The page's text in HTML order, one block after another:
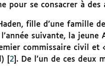
pour se consacrer à
fille d’une famille
suivante, la jeune
commissaire civil et
2] . De l’un de ces deux